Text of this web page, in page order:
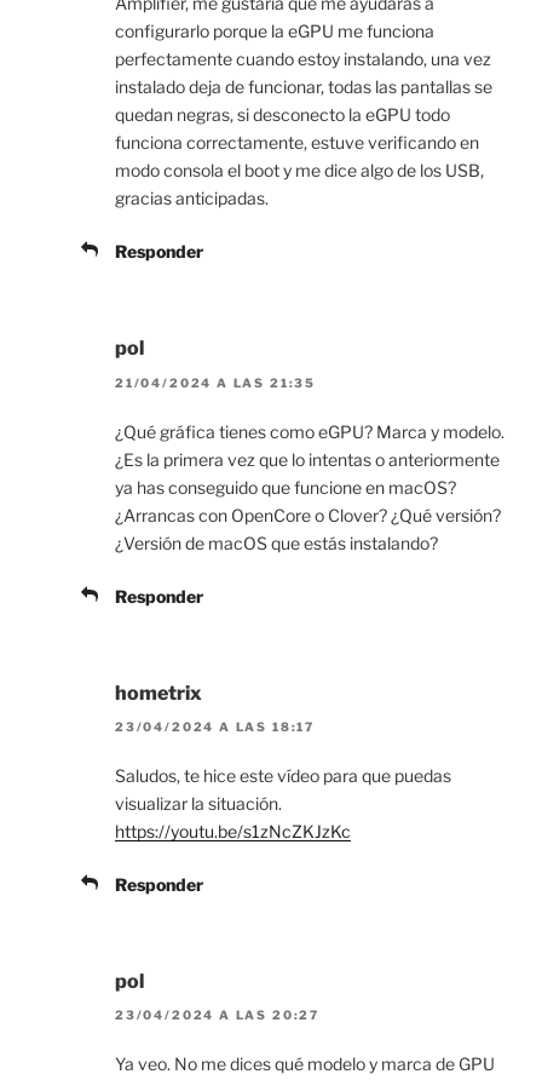
configurarlo porque la eGPU me funciona
perfectamente cuando estoy instalando, una vez
instalado deja de funcionar, todas las pantallas se
quedan negras, si desconecto la eGPU todo
funciona correctamente, estuve verificando en
modo consola el boot y me dice algo de los USB,
gracias anticipadas.
Responder
pol
21/04/2024 A LAS 21:35
¿Qué gráfica tienes como eGPU? Marca y modelo.
¿Es la primera vez que lo intentas o anteriormente
ya has conseguido que funcione en macOS?
¿Arrancas con OpenCore o Clover? ¿Qué versión?
¿Versión de macOS que estás instalando?
Responder
hometrix
23/04/2024 A LAS 18:17
Saludos, te hice este vídeo para que puedas
visualizar la situación.
https://youtu.be/s1zNcZKJzKc
Responder
pol
23/04/2024 A LAS 20:27
Ya veo. No me dices qué modelo y marca de GPU